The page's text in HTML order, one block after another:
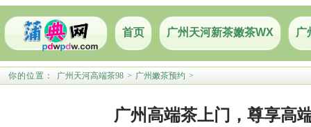
首页 广州天河新茶嫩茶WX 广
你的位置： 广州天河高端茶98 > 广州嫩茶预约 >
广州高端茶上门，尊享高